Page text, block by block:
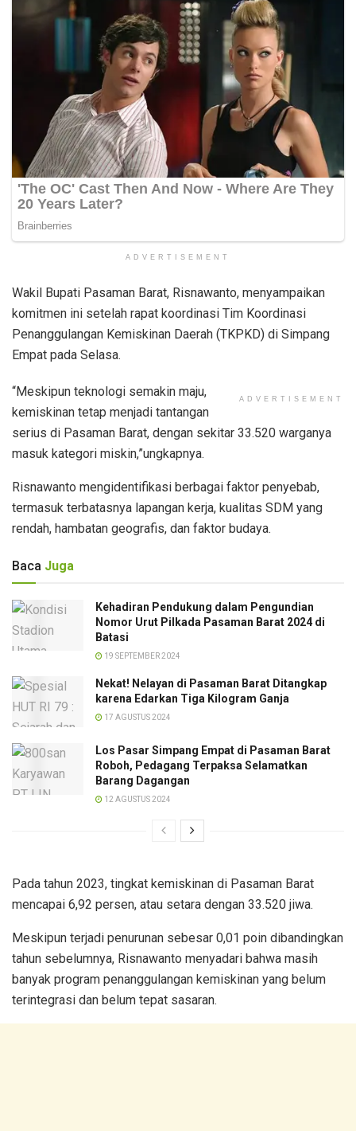
ADVERTISEMENT
Wakil Bupati Pasaman Barat, Risnawanto, menyampaikan
komitmen ini setelah rapat koordinasi Tim Koordinasi
Penanggulangan Kemiskinan Daerah (TKPKD) di Simpang
Empat pada Selasa.
ADVERTISEMENT
“Meskipun teknologi semakin maju,
kemiskinan tetap menjadi tantangan
serius di Pasaman Barat, dengan sekitar 33.520 warganya
masuk kategori miskin,”ungkapnya.
Risnawanto mengidentifikasi berbagai faktor penyebab,
termasuk terbatasnya lapangan kerja, kualitas SDM yang
rendah, hambatan geografis, dan faktor budaya.
Baca Juga
Kehadiran Pendukung dalam Pengundian
Nomor Urut Pilkada Pasaman Barat 2024 di
Batasi
19 SEPTEMBER 2024
Nekat! Nelayan di Pasaman Barat Ditangkap
karena Edarkan Tiga Kilogram Ganja
17 AGUSTUS 2024
Los Pasar Simpang Empat di Pasaman Barat
Roboh, Pedagang Terpaksa Selamatkan
Barang Dagangan
12 AGUSTUS 2024
Pada tahun 2023, tingkat kemiskinan di Pasaman Barat
mencapai 6,92 persen, atau setara dengan 33.520 jiwa.
Meskipun terjadi penurunan sebesar 0,01 poin dibandingkan
tahun sebelumnya, Risnawanto menyadari bahwa masih
banyak program penanggulangan kemiskinan yang belum
terintegrasi dan belum tepat sasaran.